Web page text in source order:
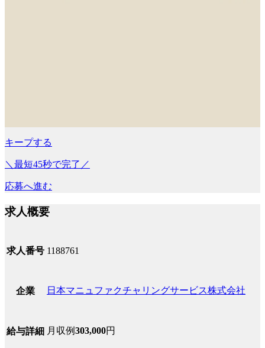
キープする
＼最短45秒で完了／
応募へ進む
求人概要
求人番号 1188761
企業 日本マニュファクチャリングサービス株式会社
給与詳細 月収例303,000円